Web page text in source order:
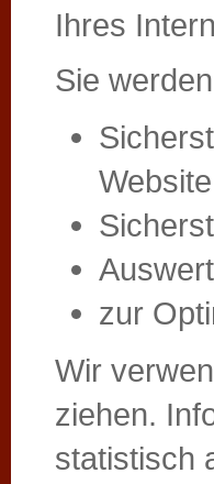
Ihres
Sie
zur
Wir
ziehen.
statistisch